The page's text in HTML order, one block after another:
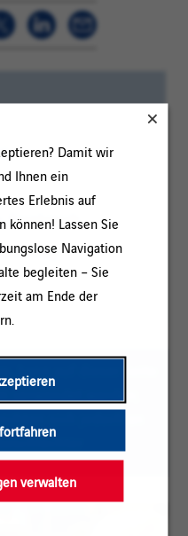
Damit wir
Ihnen ein
Erlebnis auf
können! Lassen Sie
Navigation
begleiten – Sie
am Ende der
verwalten
Frankreich
kann auf dieser Seite
verwendet werden;
sich jedoch an